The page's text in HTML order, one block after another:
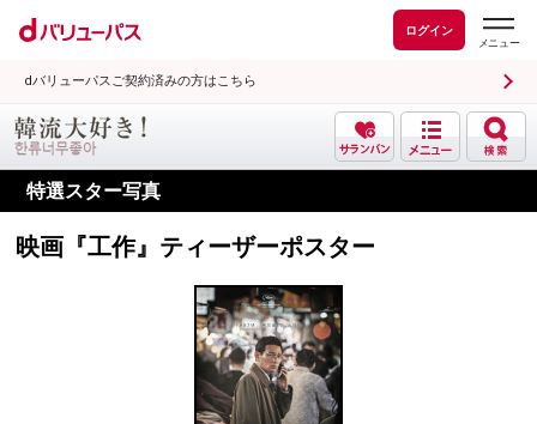
ログイン
dバリューパスご契約済みの方はこちら
特選スター写真
映画『工作』ティーザーポスター